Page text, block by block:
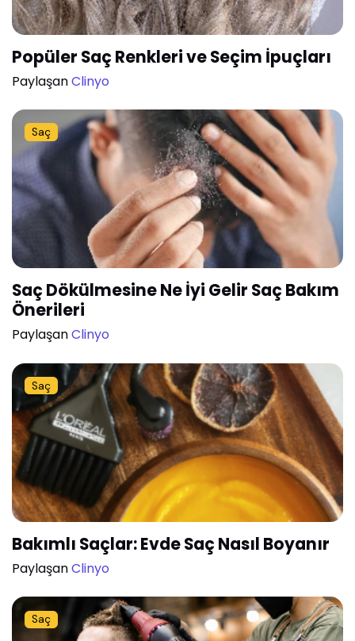
Popüler Saç Renkleri ve Seçim İpuçları
PaylaşanClinyo
Saç
Saç Dökülmesine Ne İyi Gelir Saç Bakım
Önerileri
PaylaşanClinyo
Saç
Bakımlı Saçlar: Evde Saç Nasıl Boyanır
PaylaşanClinyo
Saç